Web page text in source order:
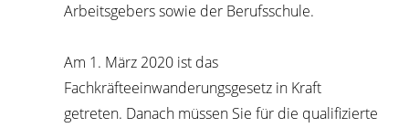
Arbeitsgebers sowie der Berufsschule.
Am 1. März 2020 ist das
Fachkräfteeinwanderungsgesetz in Kraft
getreten. Danach müssen Sie für die qualifizierte